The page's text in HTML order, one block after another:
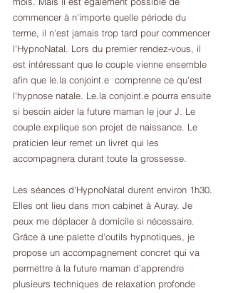
commencer à n'importe quelle période du
terme, il n'est jamais trop tard pour commencer
l'HypnoNatal. Lors du premier rendez-vous, il
est intéressant que le couple vienne ensemble
afin que le.la conjoint.e  comprenne ce qu'est
l'hypnose natale. Le.la conjoint.e pourra ensuite
si besoin aider la future maman le jour J. Le
couple explique son projet de naissance. Le
praticien leur remet un livret qui les
accompagnera durant toute la grossesse.
Les séances d'HypnoNatal durent environ 1h30.
Elles ont lieu dans mon cabinet à Auray. Je
peux me déplacer à domicile si nécessaire.
Grâce à une palette d'outils hypnotiques, je
propose un accompagnement concret qui va
permettre à la future maman d'apprendre
plusieurs techniques de relaxation profonde